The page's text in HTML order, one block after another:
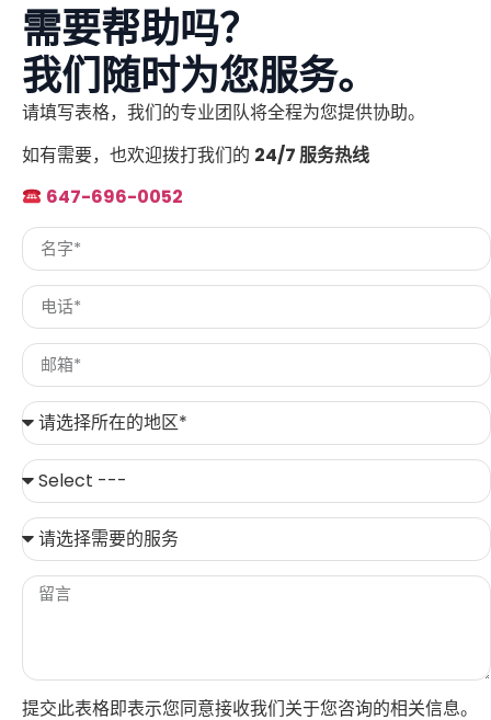
需要帮助吗？
我们随时为您服务。
请填写表格，我们的专业团队将全程为您提供协助。
如有需要，也欢迎拨打我们的 24/7 服务热线
647-696-0052
提交此表格即表示您同意接收我们关于您咨询的相关信息。